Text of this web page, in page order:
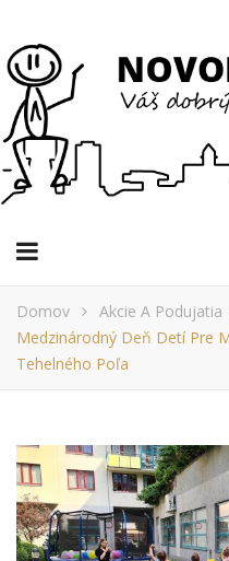
Domov
Akcie A Podujatia
Medzinárodný Deň Detí Pre
Tehelného Poľa